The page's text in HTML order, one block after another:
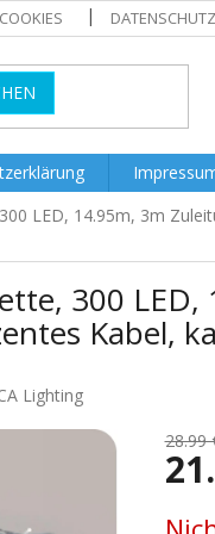
COOKIES
LED, 14.95m, 3m
300
Kabel,
Lighting
28.99